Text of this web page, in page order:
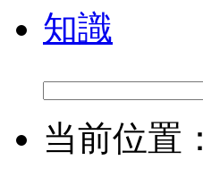
知識
当前位置：